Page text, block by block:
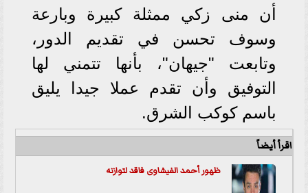
أن منى زكي ممثلة كبيرة وبارعة
وسوف تحسن في تقديم الدور،
وتابعت "جيهان"، بأنها تتمني لها
التوفيق وأن تقدم عملا جيدا يليق
باسم كوكب الشرق.
اقرأ أيضاً
ظهور أحمد الفيشاوى فاقد لتوازنه